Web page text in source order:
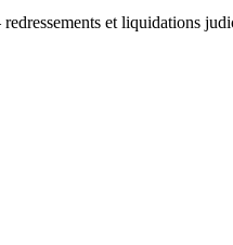
et liquidations